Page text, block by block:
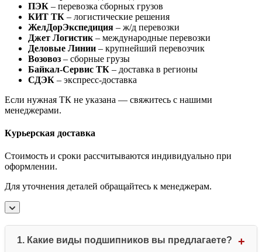
ПЭК – перевозка сборных грузов
КИТ ТК – логистические решения
ЖелДорЭкспедиция – ж/д перевозки
Джет Логистик – международные перевозки
Деловые Линии – крупнейший перевозчик
Возовоз – сборные грузы
Байкал-Сервис ТК – доставка в регионы
СДЭК – экспресс-доставка
Если нужная ТК не указана — свяжитесь с нашими
менеджерами.
Курьерская доставка
Стоимость и сроки рассчитываются индивидуально при
оформлении.
Для уточнения деталей обращайтесь к менеджерам.
1. Какие виды подшипников вы предлагаете?